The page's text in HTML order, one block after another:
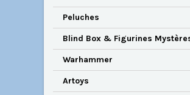
Peluches
Blind Box & Figurines
Warhammer
Artoys